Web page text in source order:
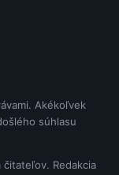
Akékoľvek
súhlasu
Redakcia